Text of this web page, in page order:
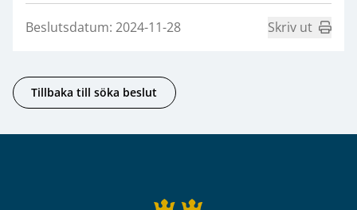
Beslutsdatum: 2024-11-28 Skriv ut
Tillbaka till söka beslut